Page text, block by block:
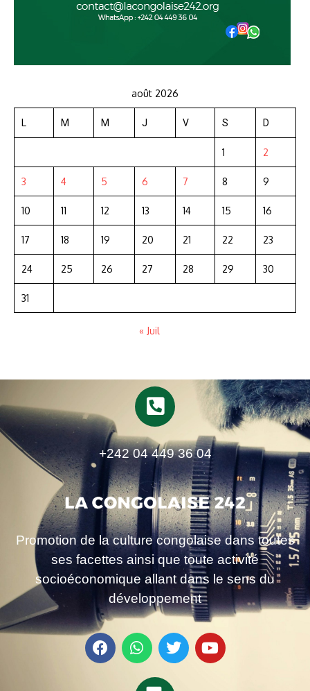
août 2026
L M M J V S D
1 2
3 4 5 6 7 8 9
10 11 12 13 14 15 16
17 18 19 20 21 22 23
24 25 26 27 28 29 30
31
« Juil
+242 04 449 36 04
Promotion de la culture congolaise dans toutes
ses facettes ainsi que toute activité
socioéconomique allant dans le sens du
développement